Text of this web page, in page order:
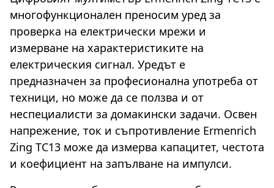
многофункционален преносим уред за
проверка на електрически мрежи и
измерване на характеристиките на
електрическия сигнал. Уредът е
предназначен за професионална употреба от
техници, но може да се ползва и от
неспециалисти за домакински задачи. Освен
напрежение, ток и съпротивление Ermenrich
Zing TC13 може да измерва капацитет, честота
и коефициент на запълване на импулси.